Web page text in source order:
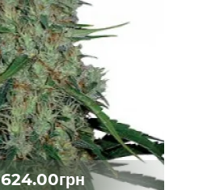
624.00грн